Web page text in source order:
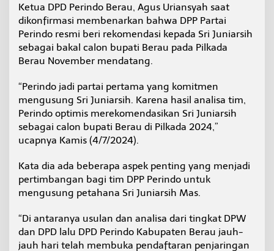
Ketua DPD Perindo Berau, Agus Uriansyah saat
dikonfirmasi membenarkan bahwa DPP Partai
Perindo resmi beri rekomendasi kepada Sri Juniarsih
sebagai bakal calon bupati Berau pada Pilkada
Berau November mendatang.
“Perindo jadi partai pertama yang komitmen
mengusung Sri Juniarsih. Karena hasil analisa tim,
Perindo optimis merekomendasikan Sri Juniarsih
sebagai calon bupati Berau di Pilkada 2024,”
ucapnya Kamis (4/7/2024).
Kata dia ada beberapa aspek penting yang menjadi
pertimbangan bagi tim DPP Perindo untuk
mengusung petahana Sri Juniarsih Mas.
“Di antaranya usulan dan analisa dari tingkat DPW
dan DPD lalu DPD Perindo Kabupaten Berau jauh-
jauh hari telah membuka pendaftaran penjaringan